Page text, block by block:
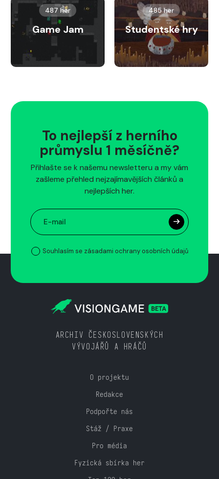
487 her
Game Jam
485 her
Studentské hry
To nejlepší z herního
průmyslu 1 měsíčně?
Přihlašte se k našemu newsletteru a my vám
zašleme přehled nejzajímavějších článků a
nejlepších her.
Souhlasím se zásadami ochrany osobních údajů
ARCHIV ČESKOSLOVENSKÝCH
VÝVOJÁŘŮ A HRÁČŮ
O projektu
Redakce
Podpořte nás
Stáž / Praxe
Pro média
Fyzická sbírka her